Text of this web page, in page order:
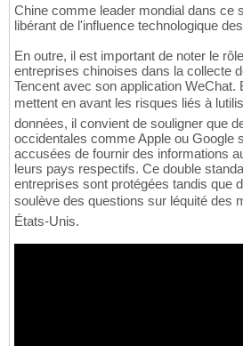
Chine comme leader mondial dans ce
libérant de l'influence technologique
En outre, il est important de noter le
entreprises chinoises dans la collecte
Tencent avec son application WeChat.
mettent en avant les risques liés à
données, il convient de souligner que
occidentales comme Apple ou Google
accusées de fournir des informations
leurs pays respectifs. Ce double
entreprises sont protégées tandis que
soulève des questions sur léquité des
États-Unis.